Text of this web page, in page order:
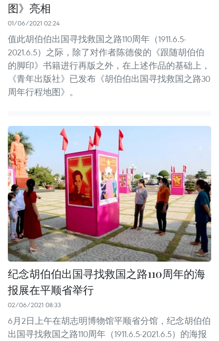
图》亮相
01/06/2021 02:24
值此胡伯伯出国寻找救国之路110周年（1911.6.5-
2021.6.5）之际，除了对作者陈德俊的《跟随胡伯伯
的脚印》书籍进行再版之外，在上述作品的基础上，
《青年出版社》已发布《胡伯伯出国寻找救国之路30
周年行程地图》。
纪念胡伯伯出国寻找救国之路110周年的海
报展在平顺省举行
02/06/2021 08:33
6月2日上午在胡志明博物馆平顺省分馆，纪念胡伯伯
出国寻找救国之路110周年（1911.6.5-2021.6.5）的海报